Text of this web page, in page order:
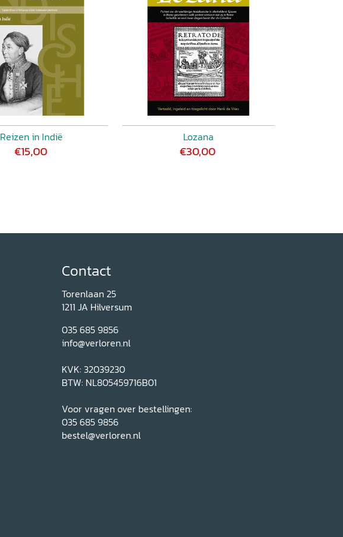
Reizen in Indië
€15,00
Lozana
€30,00
Contact
Torenlaan 25
1211 JA Hilversum
035 685 9856
info@verloren.nl
KVK: 32039230
BTW: NL805459716B01
Voor vragen over bestellingen:
035 685 9856
bestel@verloren.nl